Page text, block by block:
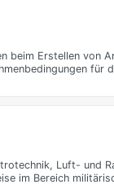
beim Erstellen von
Luft-
im Bereich